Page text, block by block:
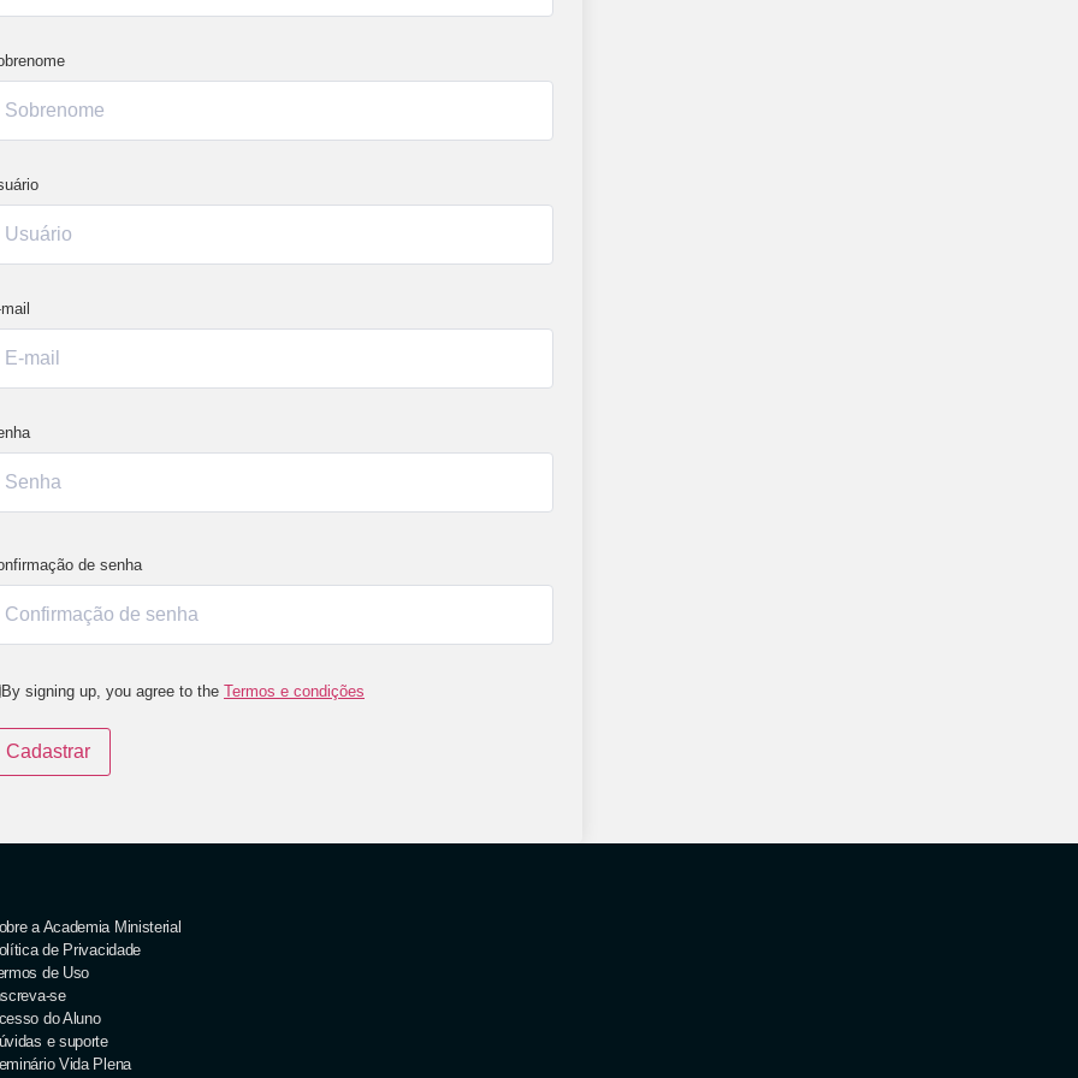
de senha
By signing up, you agree to the Termos e condições
Cadastrar
a Academia Ministerial
de Privacidade
de Uso
se
do Aluno
e suporte
Vida Plena